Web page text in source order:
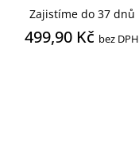
Zajistíme do 37 dnů
499,90 Kč bez DPH